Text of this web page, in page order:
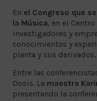
En el Congreso que
la Música, en el
investigadores y
conocimientos y
planta y sus
Entre las
Dosis. La maestra
presentando la